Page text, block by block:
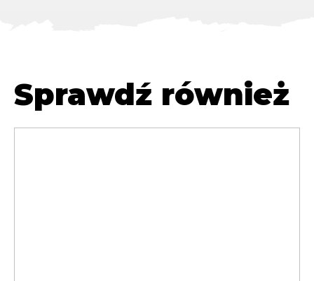
Sprawdź również